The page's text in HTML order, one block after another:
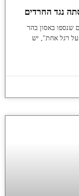
נגד החרדים
שנספו באסון בהר
על רגל אחת", יש